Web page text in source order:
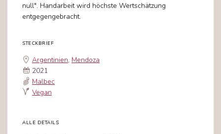
null". Handarbeit wird höchste Wertschätzung
entgegengebracht.
STECKBRIEF
Argentinien, Mendoza
2021
Malbec
Vegan
ALLE DETAILS